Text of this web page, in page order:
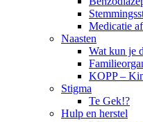
Medicatie
Naasten
Wat kun je
KOPP –
Stigma
Te Gek!?
Hulp en herstel